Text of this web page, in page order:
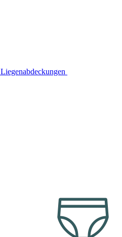
Liegenabdeckungen